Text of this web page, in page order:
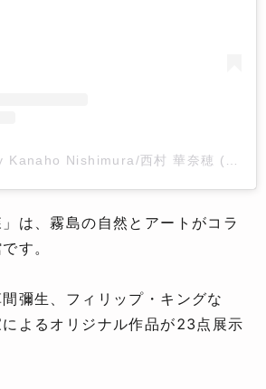
Kanaho Nishimura/西村 華奈穂
」は、霧島の自然とアートがコラ
す。
彌生、フィリップ・キングな
よるオリジナル作品が23点展示